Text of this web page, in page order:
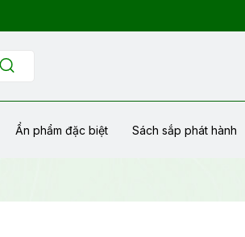
Ẩn phẩm đặc biệt Sách sắp phát hành